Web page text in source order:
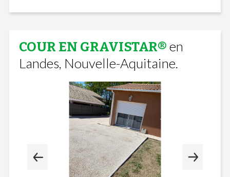
COUR EN GRAVISTAR®en
Landes, Nouvelle-Aquitaine.